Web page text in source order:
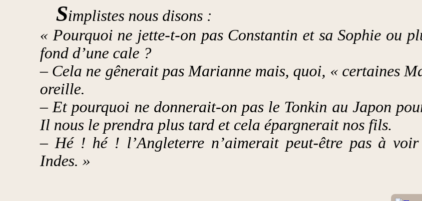
Simplistes nous disons :
« Pourquoi ne jette-t-on pas Constantin et sa Sophie ou
fond d’une cale ?
– Cela ne gênerait pas Marianne mais, quoi, « certaines
oreille.
– Et pourquoi ne donnerait-on pas le Tonkin au Japon
Il nous le prendra plus tard et cela épargnerait nos fils.
– Hé ! hé ! l’Angleterre n’aimerait peut-être pas à
Indes. »